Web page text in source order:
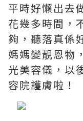
平時好懶出去
花幾多時間，
夠，聽落真係
媽媽變靚恩物
光美容儀，以
容院護膚啦！